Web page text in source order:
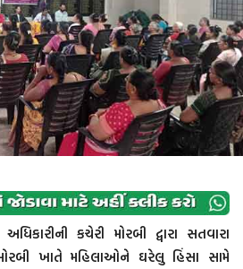
કચેરી મોરબી દ્વારા સતવારા
ખાતે મહિલાઓને ઘરેલુ હિંસા સામે